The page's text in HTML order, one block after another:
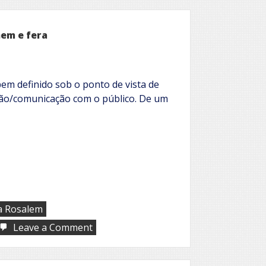
e fera
definido sob o ponto de vista de
comunicação com o público. De um
Rosalem
Leave a Commenton
O
Animal
Cordial: